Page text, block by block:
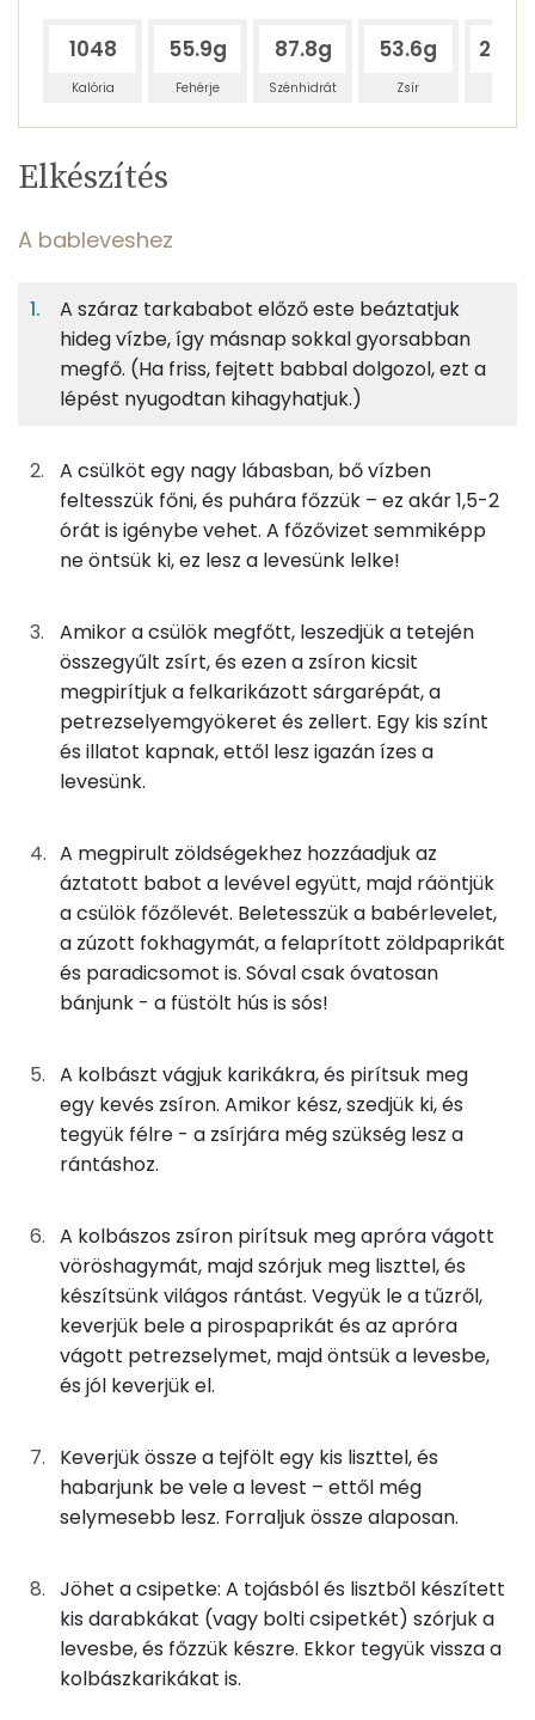
1048
Kalória
55.9g
Fehérje
87.8g
Szénhidrát
53.6g
Zsír
Egy
adagban
13%
A bableveshez
75g fejtett bab
40gsárgarépa
15 kcal
23gfehérrépa
8 kcal
2gfokhagyma
2 kcal
40gzeller
14 kcal
25gzöldpaprika
75gkolbász
339 kcal
0gbabérlevél
0 kcal
4gsertészsír
8gfinomliszt
27 kcal
38gtejföl
11g petrezselyem
4 kcal
0gsó
0 kcal
0gfekete bors 0 kcal
25gfinomliszt
91 kcal
14gtojás
17 kcal
Összesen 1048 kcal
TÁPANYAGTARTALOM
13%
Fehérje
20%
Szénhidrát
12%
Zsír
55%
Víz
TOP ásványi anyagok
Nátrium
Foszfor
Kálcium
Magnézium
Szelén
TOP vitaminok
Kolin:
Niacin - B3 vitamin:
β-karotin
E vitamin:
Fehérje
Összesen 55.9 g
Összesen
53.6 g
Telített zsírsav
21 g
Egyszeresen telítetlen zsírsav:
9 g
Koleszterin
120 mg
Összesen
3244.8 g
Cink
6 mg
Elkészítés
A bableveshez
A száraz tarkababot előző este beáztatjuk
hideg vízbe, így másnap sokkal gyorsabban
megfő. (Ha friss, fejtett babbal dolgozol, ezt a
lépést nyugodtan kihagyhatjuk.)
A csülköt egy nagy lábasban, bő vízben
feltesszük főni, és puhára főzzük – ez akár 1,5-2
órát is igénybe vehet. A főzővizet semmiképp
ne öntsük ki, ez lesz a levesünk lelke!
Amikor a csülök megfőtt, leszedjük a tetején
összegyűlt zsírt, és ezen a zsíron kicsit
megpirítjuk a felkarikázott sárgarépát, a
petrezselyemgyökeret és zellert. Egy kis színt
és illatot kapnak, ettől lesz igazán ízes a
levesünk.
A megpirult zöldségekhez hozzáadjuk az
áztatott babot a levével együtt, majd ráöntjük
a csülök főzőlevét. Beletesszük a babérlevelet,
a zúzott fokhagymát, a felaprított zöldpaprikát
és paradicsomot is. Sóval csak óvatosan
bánjunk - a füstölt hús is sós!
A kolbászt vágjuk karikákra, és pirítsuk meg
egy kevés zsíron. Amikor kész, szedjük ki, és
tegyük félre - a zsírjára még szükség lesz a
rántáshoz.
A kolbászos zsíron pirítsuk meg apróra vágott
vöröshagymát, majd szórjuk meg liszttel, és
készítsünk világos rántást. Vegyük le a tűzről,
keverjük bele a pirospaprikát és az apróra
vágott petrezselymet, majd öntsük a levesbe,
és jól keverjük el.
Keverjük össze a tejfölt egy kis liszttel, és
habarjunk be vele a levest – ettől még
selymesebb lesz. Forraljuk össze alaposan.
Jöhet a csipetke: A tojásból és lisztből készített
kis darabkákat (vagy bolti csipetkét) szórjuk a
levesbe, és főzzük készre. Ekkor tegyük vissza a
kolbászkarikákat is.